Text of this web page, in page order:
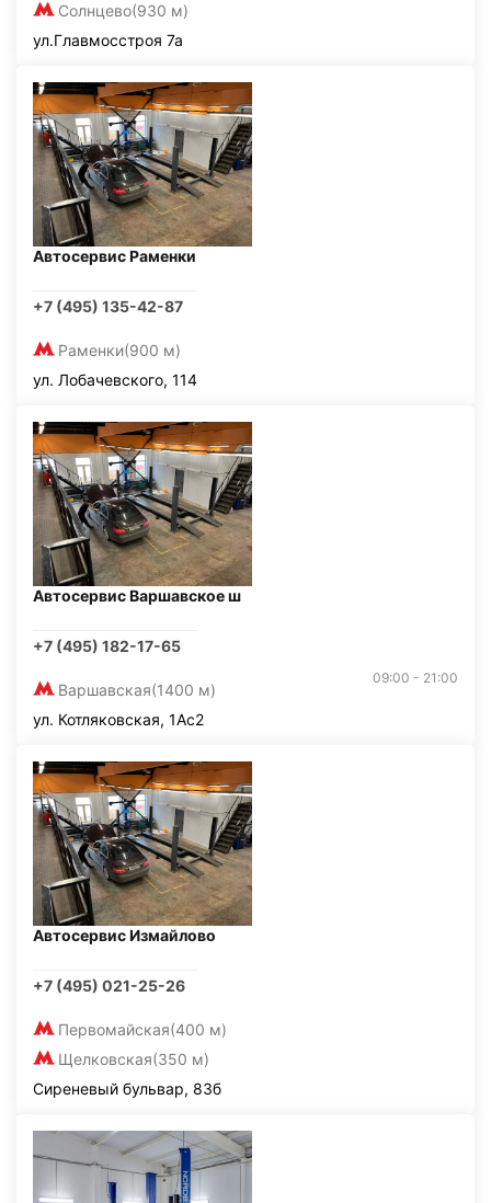
Солнцево(930 м)
ул.Главмосстроя 7а
Автосервис Раменки
+7 (495) 135-42-87
Раменки(900 м)
ул. Лобачевского, 114
Автосервис Варшавское ш
+7 (495) 182-17-65
Варшавская(1400 м)
09:00 - 21:00
ул. Котляковская, 1Ас2
Автосервис Измайлово
+7 (495) 021-25-26
Первомайская(400 м)
Щелковская(350 м)
Сиреневый бульвар, 83б